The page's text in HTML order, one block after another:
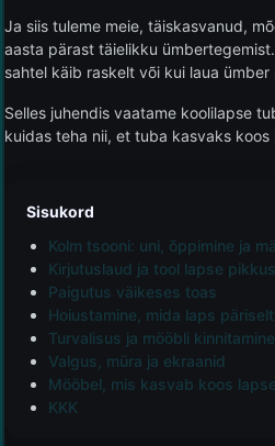
Ja siis tuleme meie, täiskasvanud,
aasta pärast täielikku
sahtel käib raskelt või kui laua
Selles juhendis vaatame koolilapse
kuidas teha nii, et tuba kasvaks
Sisukord
Kolm tsooni: uni, õppimine ja
Kirjutuslaud ja tool lapse
Paigutus väikeses toas
Hoiustamine, mida laps
Turvalisus ja mööbli kinnitamine
Valgus, müra ja ekraanid
Mööbel, mis kasvab koos
KKK